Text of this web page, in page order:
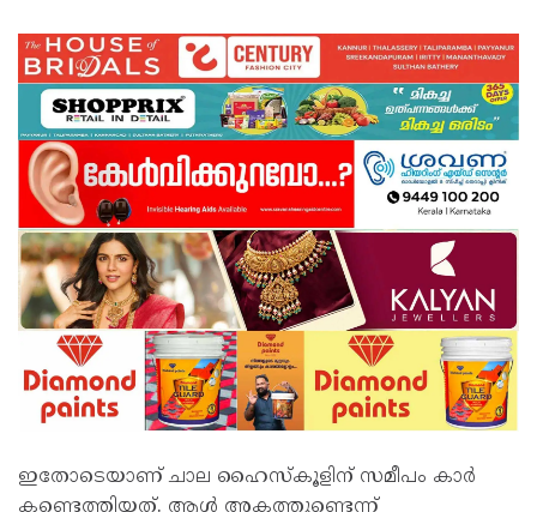
ഇതോടെയാണ് ചാല ഹൈസ്കൂളിന് സമീപം കാർ
കണ്ടെത്തിയത്. ആൾ അകത്തുണ്ടെന്ന്